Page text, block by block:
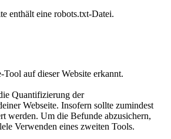
enthält eine robots.txt-Datei.
auf dieser Website erkannt.
Quantifizierung der
Webseite. Insofern sollte zumindest
werden. Um die Befunde abzusichern,
Verwenden eines zweiten Tools.